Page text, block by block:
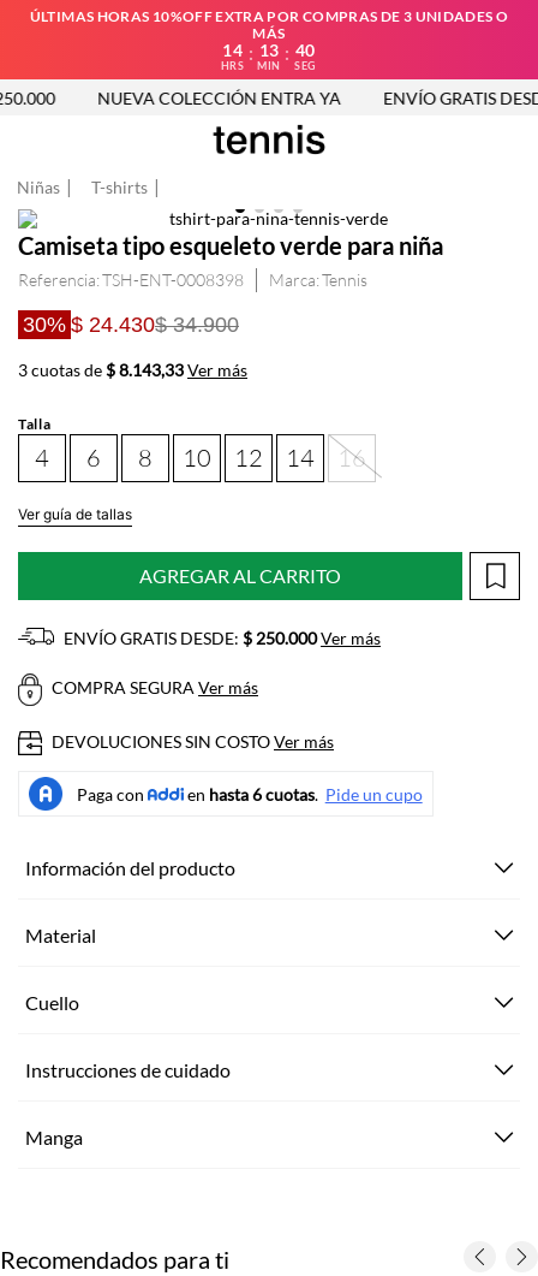
ÚLTIMAS HORAS 10%OFF EXTRA POR COMPRAS DE 3 UNIDADES O
MÁS
14
HRS
: 13
MIN
: 40
SEG
NUEVA COLECCIÓN ENTRA YA ENVÍO GRATIS
Niñas T-shirts
Camiseta tipo esqueleto verde para niña
Referencia:TSH-ENT-0008398 Tennis
30% $ 24.430$ 34.900
3 cuotas de$ 8.143,33Ver más
Talla
4 6 8 10 12 14 16
Ver guía de tallas
AGREGAR AL CARRITO
ENVÍO GRATIS DESDE: $ 250.000Ver más
COMPRA SEGURA Ver más
DEVOLUCIONES SIN COSTOVer más
Información del producto
Material
Cuello
Instrucciones de cuidado
Manga
Recomendados para ti